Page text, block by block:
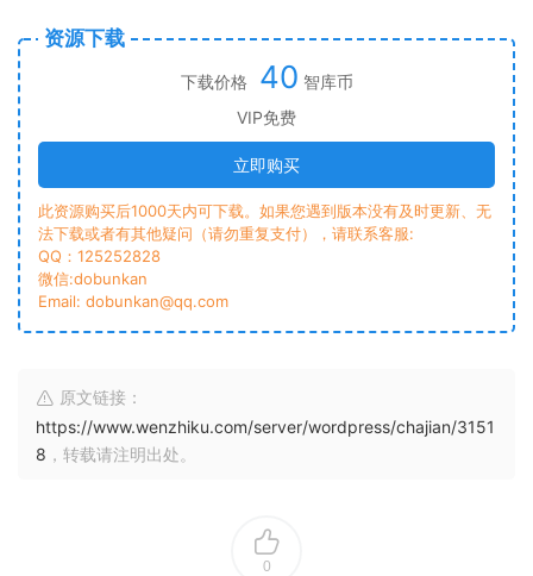
资源下载
下载价格 40 智库币
VIP免费
立即购买
此资源购买后1000天内可下载。如果您遇到版本没有及时更新、无
法下载或者有其他疑问（请勿重复支付），请联系客服:
QQ：125252828
微信:dobunkan
Email: dobunkan@qq.com
原文链接：
https://www.wenzhiku.com/server/wordpress/chajian/3151
8 ，转载请注明出处。
0